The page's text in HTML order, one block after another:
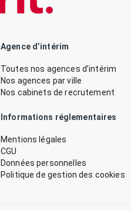
Agence d’intérim
Toutes nos agences d’intérim
Nos agences par ville
Nos cabinets de recrutement
Informations réglementaires
Mentions légales
CGU
Données personnelles
Politique de gestion des cookies